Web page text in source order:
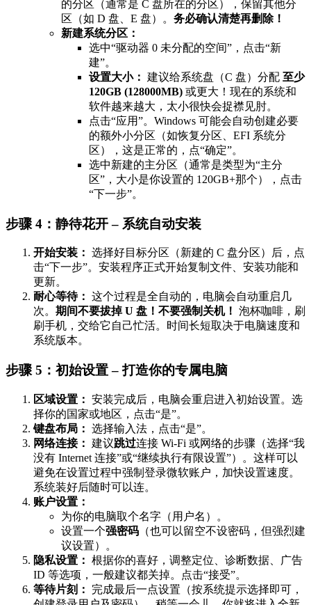
的分区（通常是 C 盘所在的分区），保留其他分
区（如 D 盘、E 盘）。 务必确认清楚再删除！
新建系统分区：
选中“驱动器 0 未分配的空间”，点击“新
建”。
设置大小： 建议给系统盘（C 盘）分配 至少
120GB (128000MB) 或更大！现在的系统和
软件越来越大，太小很快会捉襟见肘。
点击“应用”。Windows 可能会自动创建必要
的额外小分区（如恢复分区、EFI 系统分
区），这是正常的，点“确定”。
选中新建的主分区（通常是类型为“主分
区”，大小是你设置的 120GB+那个），点击
“下一步”。
步骤 4：静待花开 – 系统自动安装
开始安装： 选择好目标分区（新建的 C 盘分区）后，点
击“下一步”。安装程序正式开始复制文件、安装功能和
更新。
耐心等待： 这个过程是全自动的，电脑会自动重启几
次。 期间不要拔掉 U 盘！不要强制关机！ 泡杯咖啡，刷
刷手机，交给它自己忙活。时间长短取决于电脑速度和
系统版本。
步骤 5：初始设置 – 打造你的专属电脑
区域设置： 安装完成后，电脑会重启进入初始设置。选
择你的国家或地区，点击“是”。
键盘布局： 选择输入法，点击“是”。
网络连接： 建议跳过连接 Wi-Fi 或网络的步骤（选择“我
没有 Internet 连接”或“继续执行有限设置”）。这样可以
避免在设置过程中强制登录微软账户，加快设置速度。
系统装好后随时可以连。
账户设置：
为你的电脑取个名字（用户名）。
设置一个强密码 （也可以留空不设密码，但强烈建
议设置）。
隐私设置： 根据你的喜好，调整定位、诊断数据、广告
ID 等选项，一般建议都关掉。点击“接受”。
等待片刻：
完成最后一点设置（按系统提示选择即可，